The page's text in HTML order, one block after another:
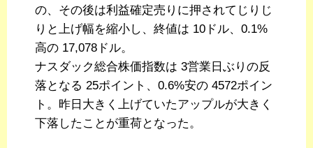
の、その後は利益確定売りに押されてじりじ
りと上げ幅を縮小し、終値は 10ドル、0.1%
高の 17,078ドル。
ナスダック総合株価指数は 3営業日ぶりの反
落となる 25ポイント、0.6%安の 4572ポイン
ト。昨日大きく上げていたアップルが大きく
下落したことが重荷となった。